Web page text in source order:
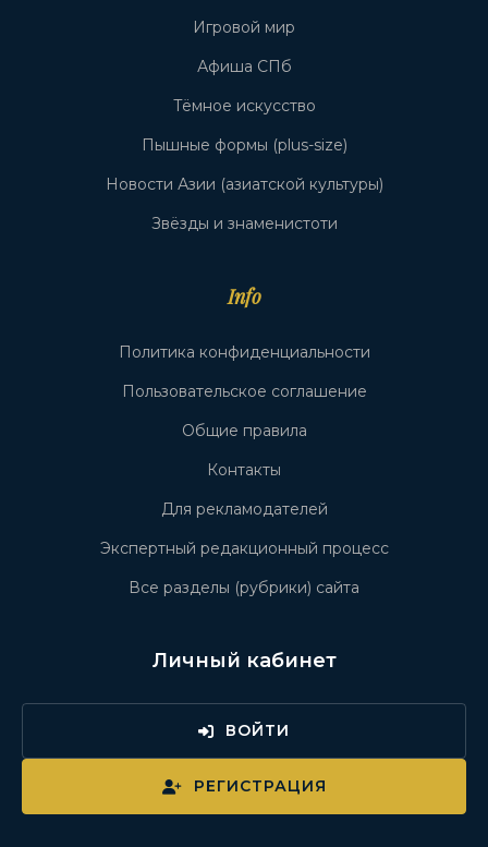
Игровой мир
Афиша СПб
Тёмное искусство
Пышные формы (plus-size)
Новости Азии (азиатской культуры)
Звёзды и знаменистоти
Info
Политика конфиденциальности
Пользовательское соглашение
Общие правила
Контакты
Для рекламодателей
Экспертный редакционный процесс
Все разделы (рубрики) сайта
Личный кабинет
ВОЙТИ
РЕГИСТРАЦИЯ